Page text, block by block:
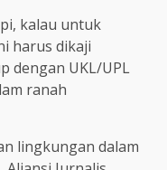
kalau untuk
harus dikaji
dengan UKL/UPL
ranah
lingkungan dalam